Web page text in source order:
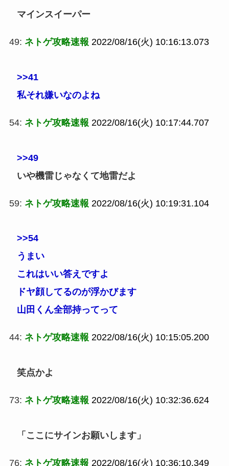
マインスイーパー
49: ネトゲ攻略速報 2022/08/16(火) 10:16:13.073
>>41
私それ嫌いなのよね
54: ネトゲ攻略速報 2022/08/16(火) 10:17:44.707
>>49
いや機雷じゃなくて地雷だよ
59: ネトゲ攻略速報 2022/08/16(火) 10:19:31.104
>>54
うまい
これはいい答えですよ
ドヤ顔してるのが浮かびます
山田くん全部持ってって
44: ネトゲ攻略速報 2022/08/16(火) 10:15:05.200
笑点かよ
73: ネトゲ攻略速報 2022/08/16(火) 10:32:36.624
「ここにサインお願いします」
76: ネトゲ攻略速報 2022/08/16(火) 10:36:10.349